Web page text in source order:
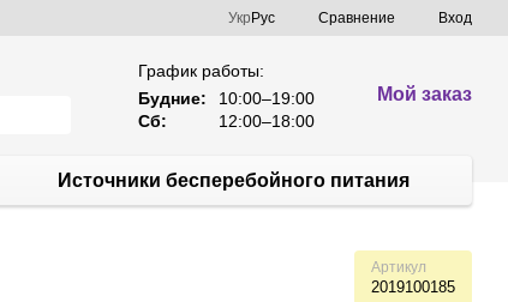
Укр Рус Сравнение Вход
График работы:
Будние:
10:00–19:00
Сб:
12:00–18:00
Мой заказ
Источники бесперебойного питания
Артикул
2019100185